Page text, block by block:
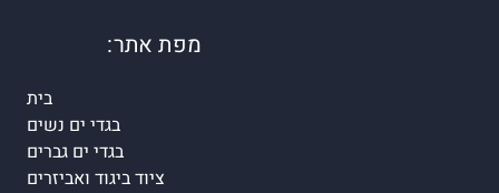
מפת אתר:
בית
בגדי ים נשים
בגדי ים גברים
ציוד ביגוד ואביזרים